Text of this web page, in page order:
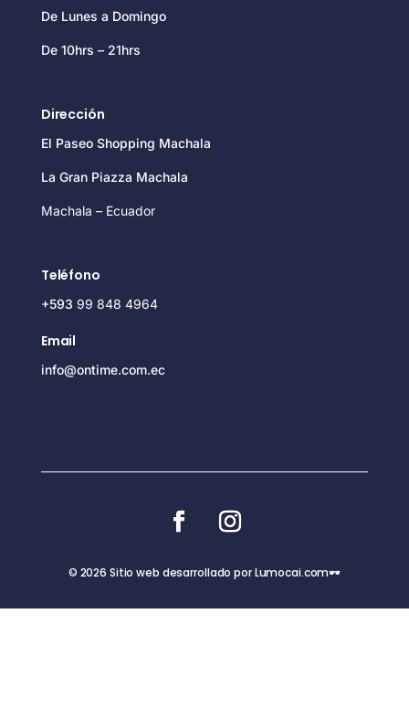
De Lunes a Domingo
De 10hrs – 21hrs
Dirección
El Paseo Shopping Machala
La Gran Piazza Machala
Machala – Ecuador
Teléfono
+593 99 848 4964
Email
info@ontime.com.ec
© 2026 Sitio web desarrollado por Lumocai.com🕶️